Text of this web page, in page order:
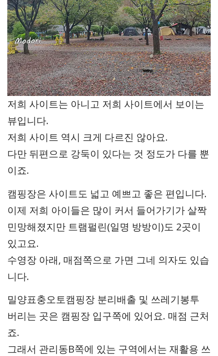
저희 사이트는 아니고 저희 사이트에서 보이는
뷰입니다.
저희 사이트 역시 크게 다르진 않아요.
다만 뒤편으로 강둑이 있다는 것 정도가 다를 뿐
이죠.
캠핑장은 사이트도 넓고 예쁘고 좋은 편입니다.
이제 저희 아이들은 많이 커서 들어가기가 살짝
민망해졌지만 트램펄린(일명 방방이)도 2곳이
있고요.
수영장 아래, 매점쪽으로 가면 그네 의자도 있습
니다.
밀양표충오토캠핑장 분리배출 및 쓰레기봉투
버리는 곳은 캠핑장 입구쪽에 있어요. 매점 근처
죠.
그래서 관리동B쪽에 있는 구역에서는 재활용 쓰